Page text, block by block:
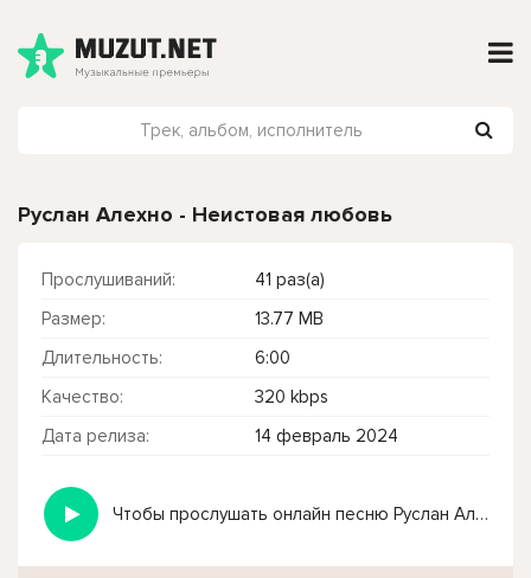
Руслан Алехно - Неистовая любовь
Прослушиваний:
41 раз(а)
Размер:
13.77 MB
Длительность:
6:00
Качество:
320 kbps
Дата релиза:
14 февраль 2024
Чтобы прослушать онлайн песню Руслан Алехно - Неистовая любовь нажмите на кнопку плей с светом зелений